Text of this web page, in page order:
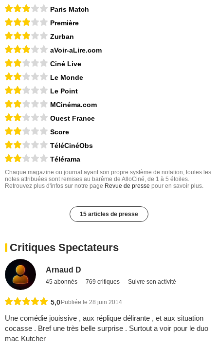
Paris Match
Première
Zurban
aVoir-aLire.com
Ciné Live
Le Monde
Le Point
MCinéma.com
Ouest France
Score
TéléCinéObs
Télérama
Chaque magazine ou journal ayant son propre système de notation, toutes les
notes attribuées sont remises au barême de AlloCiné, de 1 à 5 étoiles.
Retrouvez plus d'infos sur notre page Revue de presse pour en savoir plus.
15 articles de presse
Critiques Spectateurs
Arnaud D
45 abonnés 769 critiques Suivre son activité
5,0 Publiée le 28 juin 2014
Une comédie jouissive , aux réplique délirante , et aux situation
cocasse . Bref une très belle surprise . Surtout a voir pour le duo
mac Kutcher